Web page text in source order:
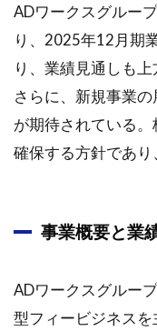
ADワークスグルー
り、2025年12月期
り、業績見通しも上
さらに、新規事業
が期待されている
確保する方針であり
事業概要と業
ADワークスグルー
型フィービジネス